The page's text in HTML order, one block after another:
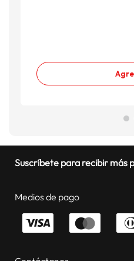
Suscríbete para recibir más
Medios de pago